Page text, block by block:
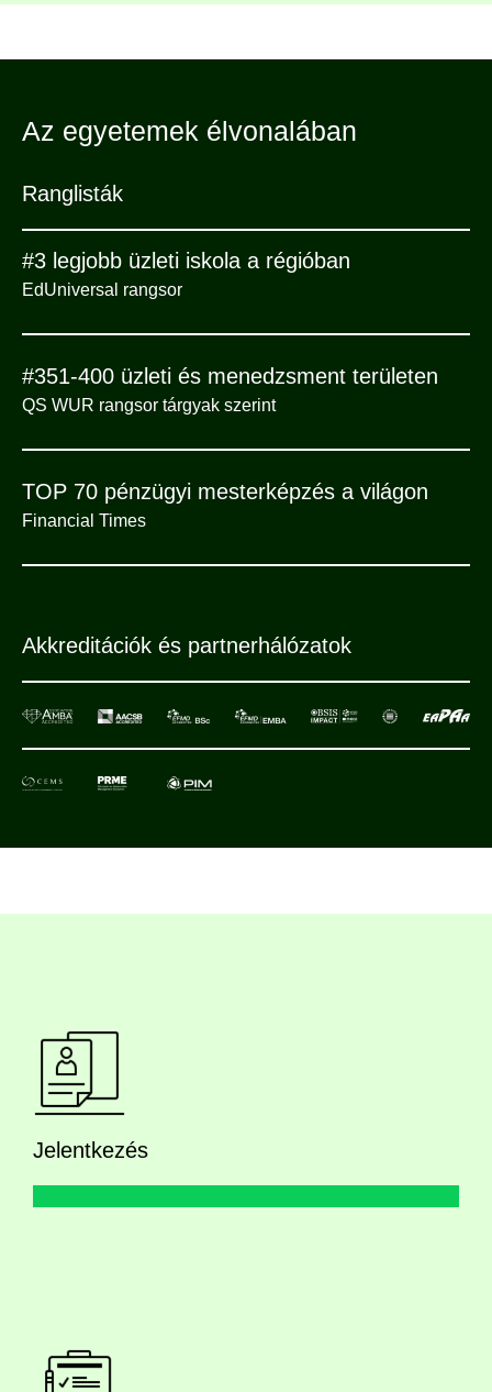
Az egyetemek élvonalában
Ranglisták
#3 legjobb üzleti iskola a régióban
EdUniversal rangsor
#351-400 üzleti és menedzsment területen
QS WUR rangsor tárgyak szerint
TOP 70 pénzügyi mesterképzés a világon
Financial Times
Akkreditációk és partnerhálózatok
Jelentkezés